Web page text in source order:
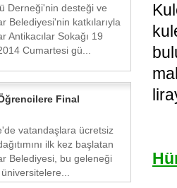
Derneği'nin desteği ve
Belediyesi'nin katkılarıyla
Antikacılar Sokağı 19
Cumartesi gü...
Final
vatandaşlara ücretsiz
ilk kez başlatan
Belediyesi, bu geleneği